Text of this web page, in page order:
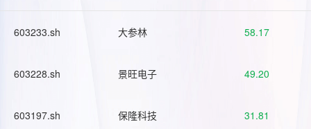
603233.sh 大参林 58.17
603228.sh 景旺电子 49.20
603197.sh 保隆科技 31.81